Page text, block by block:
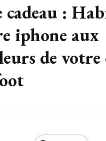
cadeau :
iphone aux
de